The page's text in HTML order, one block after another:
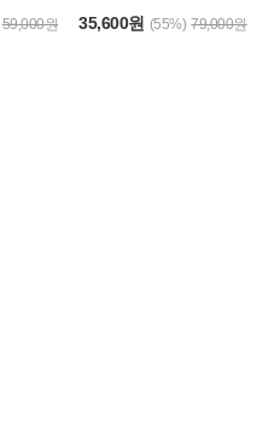
59,000원 35,600원 (55%) 79,000원